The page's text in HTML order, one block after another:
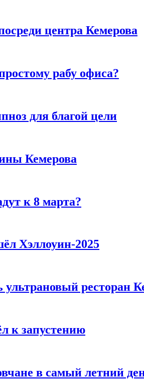
центра Кемерова
рабу офиса?
для благой цели
Кемерова
к 8 марта?
Хэллоуин-2025
ресторан
к запустению
в самый летний